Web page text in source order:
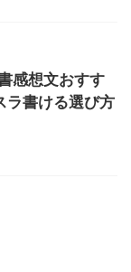
感想文おすす
ラ書ける選び方